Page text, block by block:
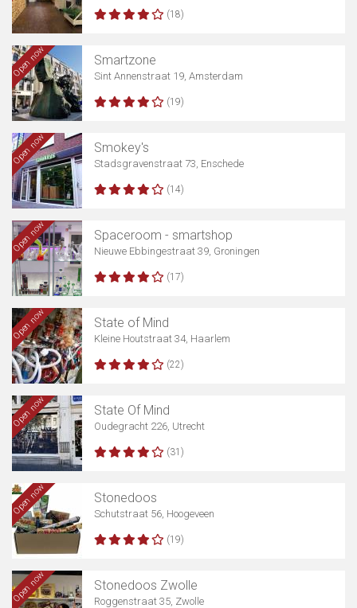
(18)
Open now Smartzone
Sint Annenstraat 19, Amsterdam
(19)
Open now Smokey's
Stadsgravenstraat 73, Enschede
(14)
Open now Spaceroom - smartshop
Nieuwe Ebbingestraat 39, Groningen
(17)
Open now State of Mind
Kleine Houtstraat 34, Haarlem
(22)
Open now State Of Mind
Oudegracht 226, Utrecht
(31)
Open now Stonedoos
Schutstraat 56, Hoogeveen
(19)
Open now Stonedoos Zwolle
Roggenstraat 35, Zwolle